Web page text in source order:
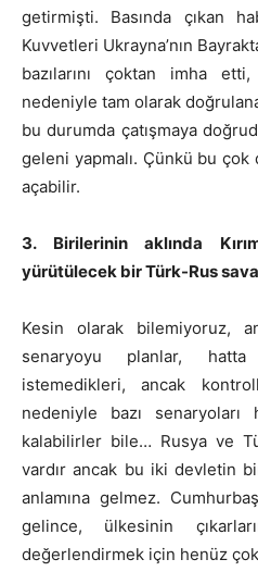
getirmişti. Basında çıkan
Kuvvetleri Ukrayna’nın
bazılarını çoktan imha
nedeniyle tam olarak
bu durumda çatışmaya
geleni yapmalı. Çünkü bu
açabilir.
3. Birilerinin aklında
yürütülecek bir Türk-Rus
Kesin olarak bilemiyoruz,
senaryoyu planlar, hatta
istemedikleri, ancak
nedeniyle bazı
kalabilirler bile… Rusya ve
vardır ancak bu iki devletin
anlamına gelmez.
gelince, ülkesinin
değerlendirmek için henüz